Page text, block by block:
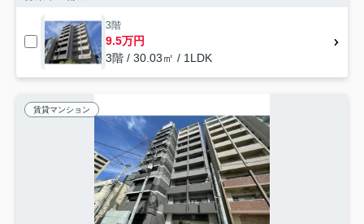
3階
9.5万円
3階 / 30.03㎡ / 1LDK
賃貸マンション